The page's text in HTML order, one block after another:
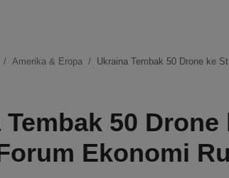
Amerika & Eropa Ukraina Tembak 50 Drone ke
Tembak 50
Ekonomi